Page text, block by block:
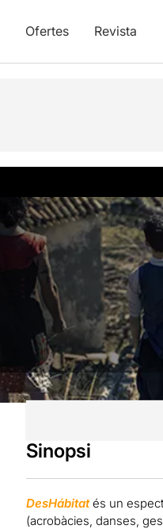
Ofertes Revista
Sinopsi
DesHábitatés un
(acrobàcies, danses,